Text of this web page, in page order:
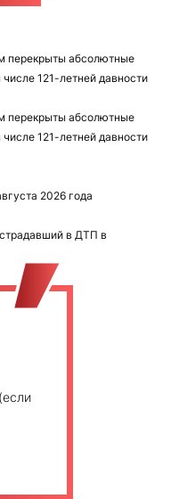
перекрыты абсолютные
121-летней давности
перекрыты абсолютные
121-летней давности
2026 года
в ДТП в